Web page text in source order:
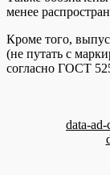
менее
Кроме того,
(не путать с
согласно ГОСТ
data-